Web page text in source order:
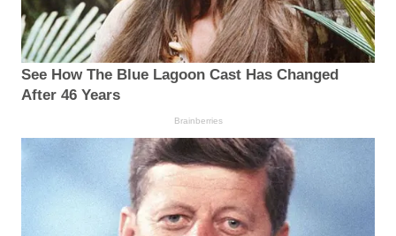
See How The Blue Lagoon Cast Has Changed
After 46 Years
Brainberries